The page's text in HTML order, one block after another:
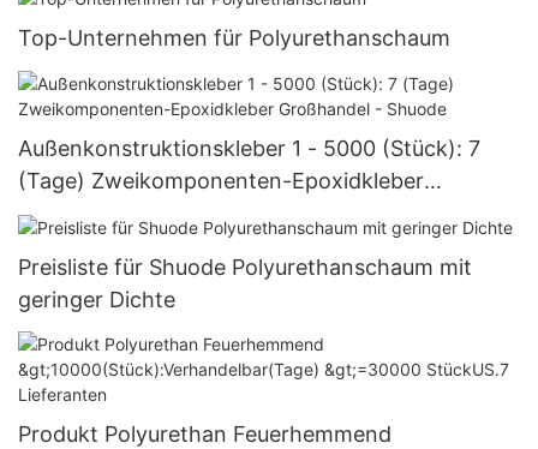
Top-Unternehmen für Polyurethanschaum
Außenkonstruktionskleber 1 - 5000 (Stück): 7
(Tage) Zweikomponenten-Epoxidkleber
Großhandel - Shuode
Preisliste für Shuode Polyurethanschaum mit
geringer Dichte
Produkt Polyurethan Feuerhemmend